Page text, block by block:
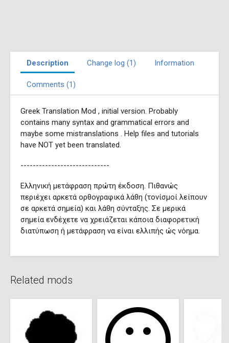
Description Change log (1) Information
Comments (1)
Greek Translation Mod , initial version. Probably
contains many syntax and grammatical errors and
maybe some mistranslations . Help files and tutorials
have NOT yet been translated.
-----------------------------
Ελληνική μετάφραση πρώτη έκδοση. Πιθανώς
περιέχει αρκετά ορθογραφικά λάθη (τονίσμοί λείπουν
σε αρκετά σημεία) και λάθη σύνταξης. Σε μερικά
σημεία ενδέχετε να χρειάζεται κάποια διαφορετική
διατύπωση ή μετάφραση να είναι ελλιπής ώς νόημα.
Related mods